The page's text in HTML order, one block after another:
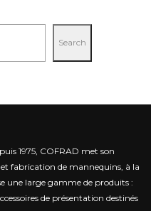
Search
1975, COFRAD met son
fabrication de mannequins, à la
une large gamme de produits :
de présentation destinés